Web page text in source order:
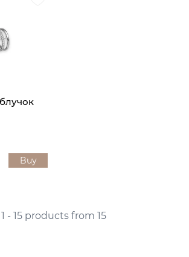
Buy
1 - 15 products from 15